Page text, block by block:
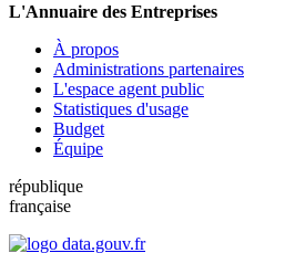
L'Annuaire des Entreprises
À propos
Administrations partenaires
L'espace agent public
Statistiques d'usage
Budget
Équipe
république
française